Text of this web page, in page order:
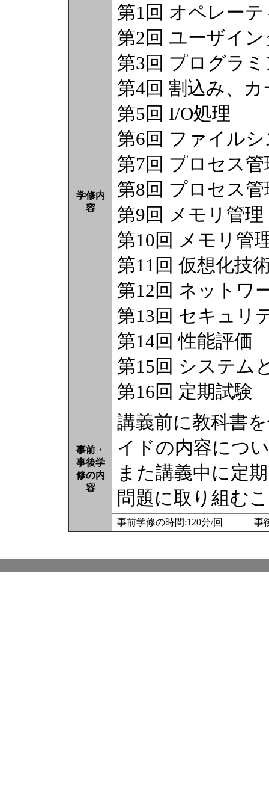
学修内
容
第1回 オペレー
第2回 ユーザイ
第3回 プログラ
第4回 割込み、
第5回 I/O処理
第6回 ファイル
第7回 プロセス
第8回 プロセス
第9回 メモリ管理
第10回 メモリ管
第11回 仮想化技
第12回 ネットワ
第13回 セキュリ
第14回 性能評価
第15回 システム
第16回 定期試験
事前・
事後学
修の内
容
講義前に教科書
イドの内容につ
また講義中に定
問題に取り組む
事前学修の時間:120分/回 事後